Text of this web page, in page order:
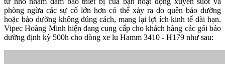
phòng ngừa các sự cố lớn hơn có thể xảy ra do quên bảo dưỡng
hoặc bảo dưỡng không đúng cách, mang lại lợi ích kinh tế dài hạn.
Vipec Hoàng Minh hiện đang cung cấp cho khách hàng các gói bảo
dưỡng định kỳ 500h cho dòng xe lu Hamm 3410 - H179 như sau: